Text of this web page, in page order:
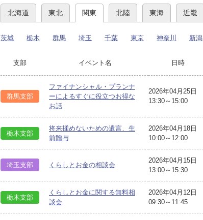
北海道 東北 関東 北陸 東海 近畿
茨城 栃木 群馬 埼玉 千葉 東京 神奈川 新潟
支部 イベント名 日時
群馬支部
ファイナンシャル・プランナ
ーによるすぐに役立つお得な
お話
2026年04月25日
13:30～15:00
栃木支部
将来揉めないための遺言、生
前贈与
2026年04月18日
10:00～12:00
埼玉支部 くらしとお金の相談会
2026年04月15日
13:00～15:30
栃木支部
くらしとお金に関する無料相
談会
2026年04月12日
09:30～11:45